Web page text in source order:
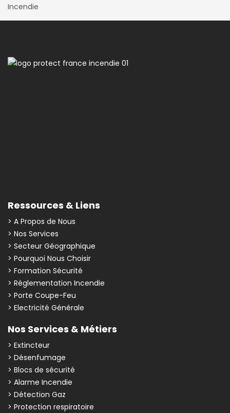
Incendie
Ressources & Liens
> A Propos de Nous
> Nos Services
> Secteur Géographique
> Pourquoi Nous Choisir
> Formation Sécurité
> Réglementation Incendie
> Porte Coupe-Feu
> Electricité Générale
Nos Services & Métiers
> Extincteur
> Désenfumage
> Blocs de sécurité
> Alarme Incendie
> Détection Gaz
> Protection respiratoire